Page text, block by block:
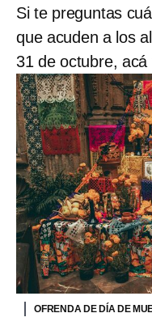
Si te preguntas
que acuden a los
31 de octubre, acá
OFRENDA DE DÍA DE